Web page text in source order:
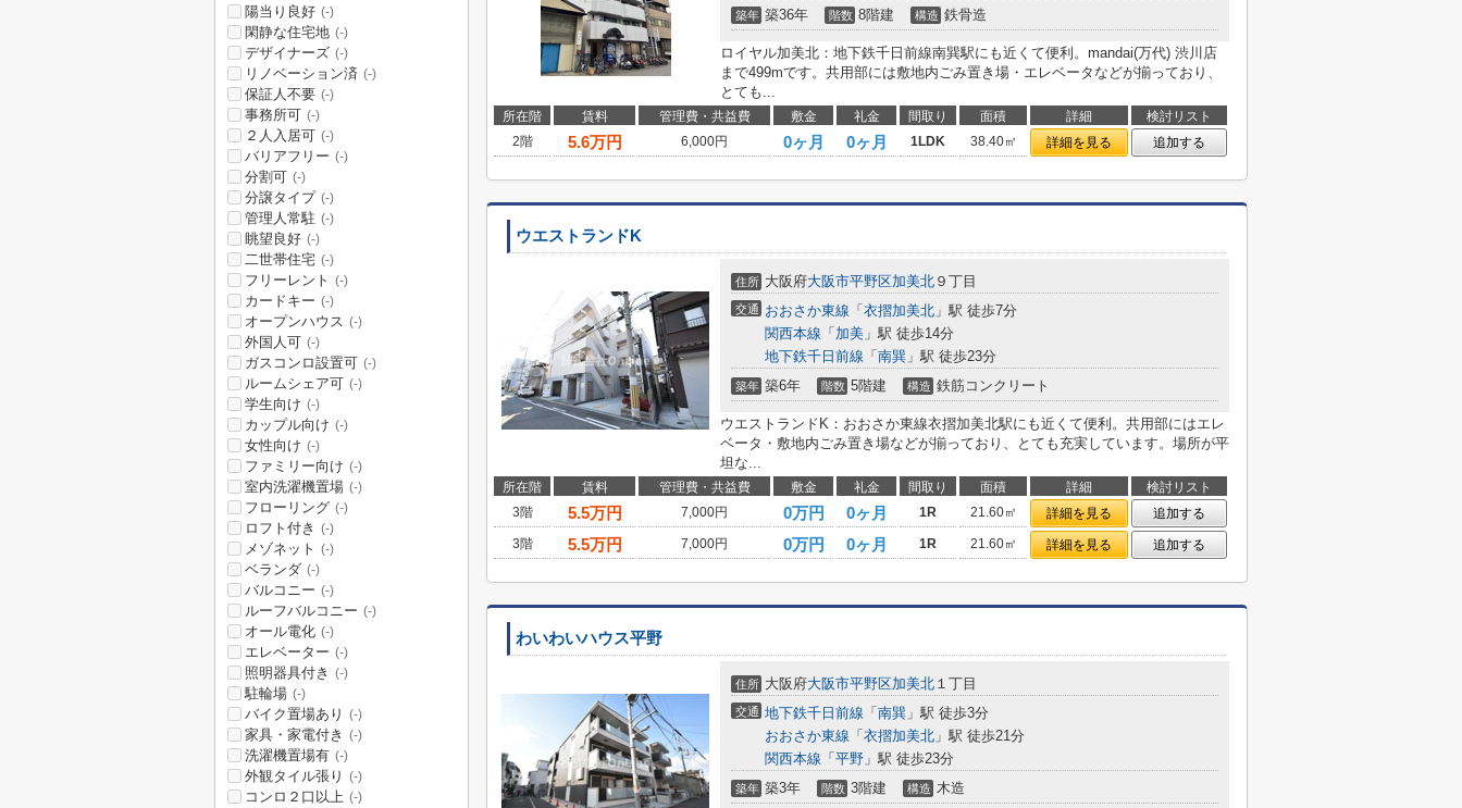
築年 築36年 階数 8階建 構造 鉄骨造
ロイヤル加美北：地下鉄千日前線南巽駅にも近くて便利。mandai(万代) 渋川店
まで499mです。共用部には敷地内ごみ置き場・エレベータなどが揃っており、
とても...
所在階 賃料 管理費・共益費 敷金 礼金 間取り 面積 詳細
検討リスト
2階
5.6万円 6,000円 0ヶ月 0ヶ月 1LDK 38.40㎡ 詳細を見る 追加する
ウエストランドK
住所 大阪府大阪市平野区加美北 ９丁目
交通 おおさか東線 「 衣摺加美北 」駅 徒歩7分
関西本線 「 加美 」駅 徒歩14分
地下鉄千日前線 「 南巽 」駅 徒歩23分
築年 築6年 階数 5階建 構造 鉄筋コンクリート
ウエストランドK：おおさか東線衣摺加美北駅にも近くて便利。共用部にはエレ
ベータ・敷地内ごみ置き場などが揃っており、とても充実しています。場所が平
坦な...
所在階 賃料 管理費・共益費 敷金 礼金 間取り 面積 詳細
検討リスト
3階
5.5万円 7,000円 0万円 0ヶ月 1R 21.60㎡ 詳細を見る
追加する
3階
5.5万円 7,000円 0万円 0ヶ月 1R 21.60㎡ 詳細を見る 追加する
わいわいハウス平野
住所 大阪府大阪市平野区加美北 １丁目
交通 地下鉄千日前線 「 南巽 」駅 徒歩3分
おおさか東線 「 衣摺加美北 」駅 徒歩21分
関西本線 「 平野 」駅 徒歩23分
築年 築3年 階数 3階建 構造 木造
陽当り良好 (-)
閑静な住宅地 (-)
デザイナーズ (-)
リノベーション済 (-)
保証人不要 (-)
事務所可 (-)
２人入居可 (-)
バリアフリー (-)
分割可 (-)
分譲タイプ (-)
管理人常駐 (-)
眺望良好 (-)
二世帯住宅 (-)
フリーレント (-)
カードキー (-)
オープンハウス (-)
外国人可 (-)
ガスコンロ設置可 (-)
ルームシェア可 (-)
学生向け (-)
カップル向け (-)
女性向け (-)
ファミリー向け (-)
室内洗濯機置場 (-)
フローリング (-)
ロフト付き (-)
メゾネット (-)
ベランダ (-)
バルコニー (-)
ルーフバルコニー (-)
オール電化 (-)
エレベーター (-)
照明器具付き (-)
駐輪場 (-)
バイク置場あり (-)
家具・家電付き (-)
洗濯機置場有 (-)
外観タイル張り (-)
コンロ２口以上 (-)